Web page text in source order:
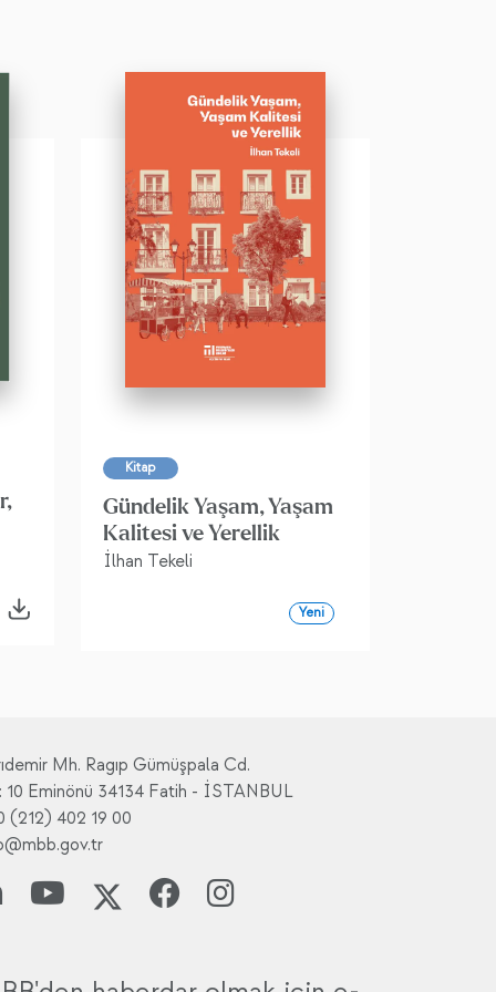
Kitap
Gündelik Yaşam, Yaşam
Kalitesi ve Yerellik
İlhan Tekeli
Yeni
Mh. Ragıp Gümüşpala Cd.
10 Eminönü 34134 Fatih - İSTANBUL
(212) 402 19 00